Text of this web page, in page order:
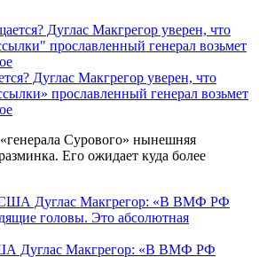
Дуглас Макгрегор уверен, что
прославленный генерал возьмет
Сурового» нынешняя
Его ожидает куда более
Дуглас Макгрегор: «В ВМФ РФ